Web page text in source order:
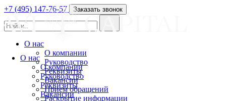
О нас
О компании
Руководство
Реквизиты
Вакансии
+7 (495) 147-76-57 Заказать звонок
О нас
О компании
Руководство
Реквизиты
Вакансии
Прием обращений
Раскрытие информации